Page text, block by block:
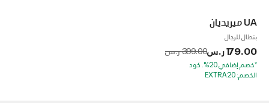
UA ميريديان
بنطال للرجال
179.00 ر.س Price reduced from
399.00 ر.س to
*خصم إضافي 20%. كود
الخصم: EXTRA20